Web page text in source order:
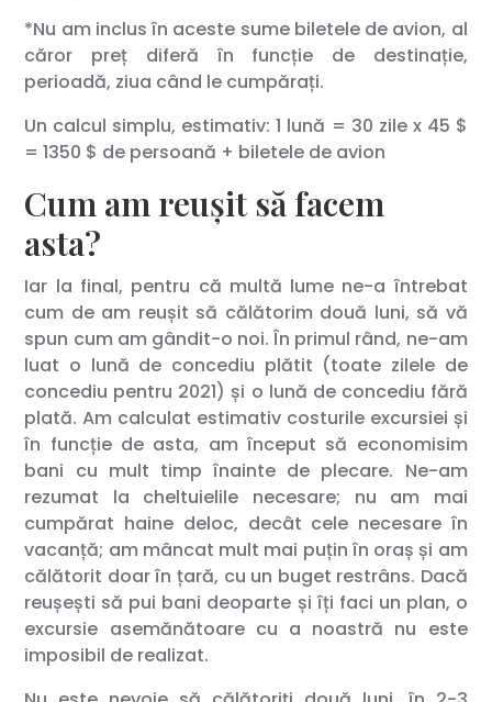
*Nu am inclus în aceste sume biletele de avion, al
căror preț diferă în funcție de destinație,
perioadă, ziua când le cumpărați.
Un calcul simplu, estimativ: 1 lună = 30 zile x 45 $
= 1350 $ de persoană + biletele de avion
Cum am reușit să facem
asta?
Iar la final, pentru că multă lume ne-a întrebat
cum de am reușit să călătorim două luni, să vă
spun cum am gândit-o noi. În primul rând, ne-am
luat o lună de concediu plătit (toate zilele de
concediu pentru 2021) și o lună de concediu fără
plată. Am calculat estimativ costurile excursiei și
în funcție de asta, am început să economisim
bani cu mult timp înainte de plecare. Ne-am
rezumat la cheltuielile necesare; nu am mai
cumpărat haine deloc, decât cele necesare în
vacanță; am mâncat mult mai puțin în oraș și am
călătorit doar în țară, cu un buget restrâns. Dacă
reușești să pui bani deoparte și îți faci un plan, o
excursie asemănătoare cu a noastră nu este
imposibil de realizat.